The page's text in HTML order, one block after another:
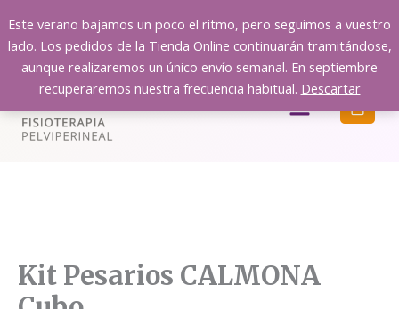
Este verano bajamos un poco el ritmo, pero seguimos a vuestro
lado. Los pedidos de la Tienda Online continuarán tramitándose,
aunque realizaremos un único envío semanal. En septiembre
recuperaremos nuestra frecuencia habitual. Descartar
contenido
Menú
Kit Pesarios CALMONA